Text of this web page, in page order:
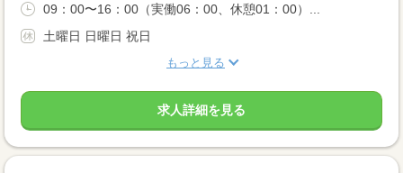
09：00〜16：00（実働06：00、休憩01：00）...
土曜日 日曜日 祝日
もっと見る
求人詳細を見る